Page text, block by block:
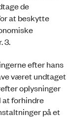
de
at beskytte
3.
efter hans
været undtaget
oplysninger
at forhindre
på et